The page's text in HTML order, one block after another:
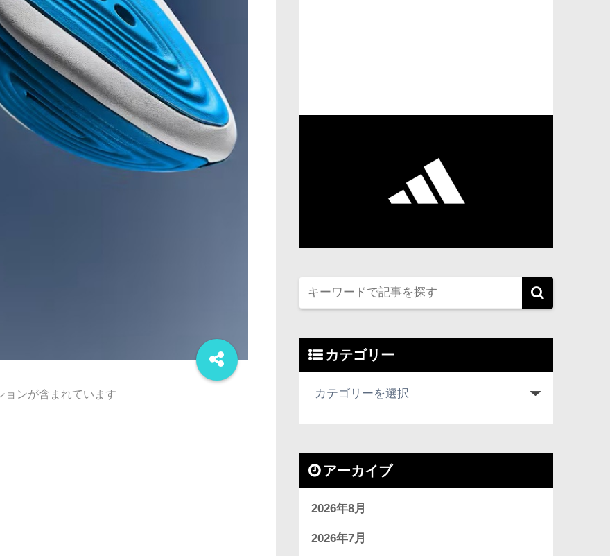
ョンが含まれています
カテゴリー
アーカイブ
2026年8月
2026年7月